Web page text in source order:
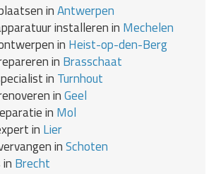
inAntwerpen
installeren in Mechelen
in Heist-op-den-Berg
in Brasschaat
in Turnhout
inGeel
in Mol
in Lier
inSchoten
Brecht